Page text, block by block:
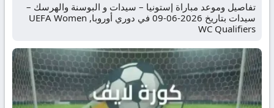
تفاصيل وموعد مباراة إستونيا – سيدات و البوسنة والهرسك –
سيدات بتاريخ 2026-06-09 في دوري أوروبا, UEFA Women
WC Qualifiers